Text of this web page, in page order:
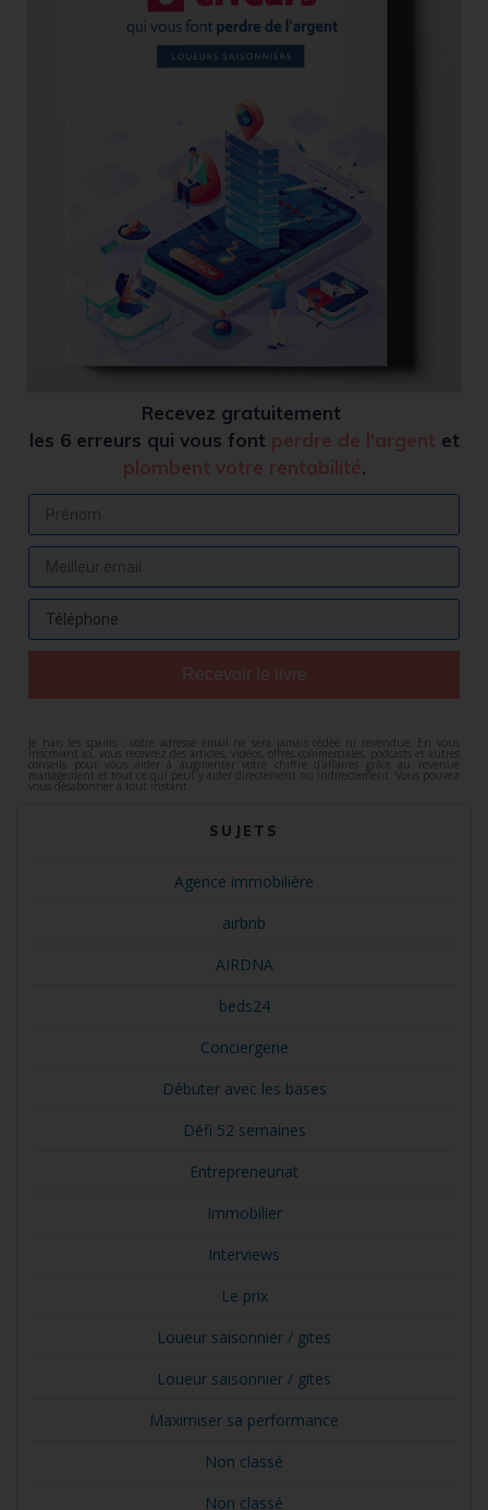
Recevez gratuitement
les 6 erreurs qui vous font perdre de l'argent et
plombent votre rentabilité.
Recevoir le livre
Je hais les spams : votre adresse email ne sera jamais cédée ni revendue. En vous
inscrivant ici, vous recevrez des articles, vidéos, offres commerciales, podcasts et autres
conseils pour vous aider à augmenter votre chiffre d'affaires grâce au revenue
management et tout ce qui peut y aider directement ou indirectement. Vous pouvez
vous désabonner à tout instant.
SUJETS
Agence immobilière
airbnb
AIRDNA
beds24
Conciergerie
Débuter avec les bases
Défi 52 semaines
Entrepreneuriat
Immobilier
Interviews
Le prix
Loueur saisonnier / gites
Loueur saisonnier / gites
Maximiser sa performance
Non classé
Non classé